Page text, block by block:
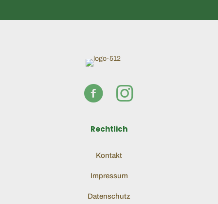
Rechtlich
Kontakt
Impressum
Datenschutz